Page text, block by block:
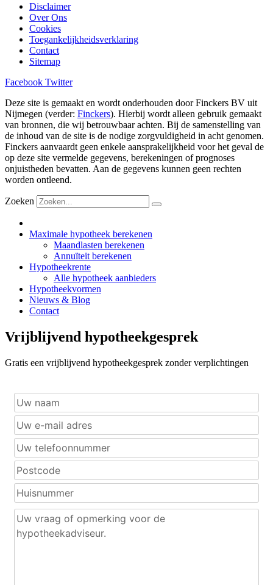
Disclaimer
Over Ons
Cookies
Toegankelijkheidsverklaring
Contact
Sitemap
Facebook Twitter
Deze site is gemaakt en wordt onderhouden door Finckers BV uit
Nijmegen (verder: Finckers). Hierbij wordt alleen gebruik gemaakt
van bronnen, die wij betrouwbaar achten. Bij de samenstelling van
de inhoud van de site is de nodige zorgvuldigheid in acht genomen.
Finckers aanvaardt geen enkele aansprakelijkheid voor het geval de
op deze site vermelde gegevens, berekeningen of prognoses
onjuistheden bevatten. Aan de gegevens kunnen geen rechten
worden ontleend.
Zoeken
Maximale hypotheek berekenen
Maandlasten berekenen
Annuïteit berekenen
Hypotheekrente
Alle hypotheek aanbieders
Hypotheekvormen
Nieuws & Blog
Contact
Vrijblijvend hypotheekgesprek
Gratis een vrijblijvend hypotheekgesprek zonder verplichtingen